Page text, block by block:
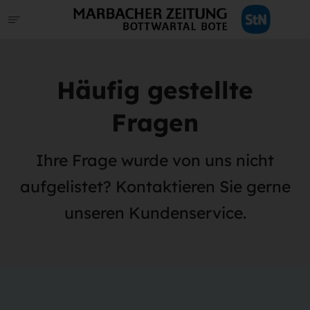
Häufig gestellte
Fragen
Ihre Frage wurde von uns nicht
aufgelistet? Kontaktieren Sie gerne
unseren Kundenservice.